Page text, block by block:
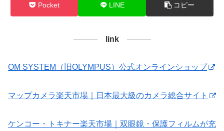
Pocket LINE コピー
link
OM SYSTEM（旧OLYMPUS）公式オンラインショップ
マップカメラ楽天市場｜日本最大級のカメラ総合サイト
ケンコー・トキナー楽天市場｜双眼鏡・保護フィルムが充